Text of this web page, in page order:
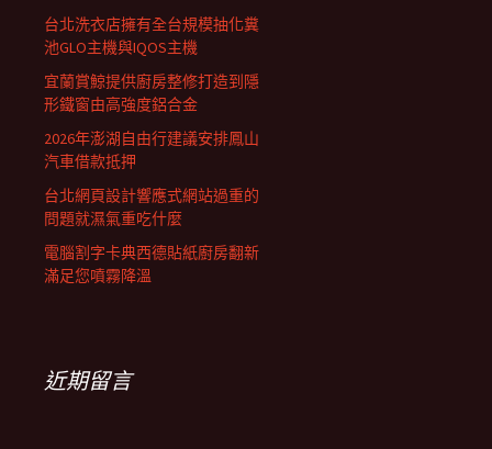
台北洗衣店擁有全台規模抽化糞
池GLO主機與IQOS主機
宜蘭賞鯨提供廚房整修打造到隱
形鐵窗由高強度鋁合金
2026年澎湖自由行建議安排鳳山
汽車借款抵押
台北網頁設計響應式網站過重的
問題就濕氣重吃什麼
電腦割字卡典西德貼紙廚房翻新
滿足您噴霧降溫
近期留言